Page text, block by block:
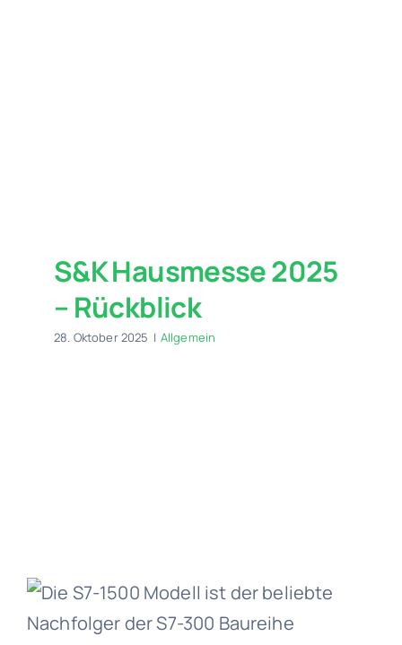
S&K Hausmesse 2025
– Rückblick
28. Oktober 2025 | Allgemein